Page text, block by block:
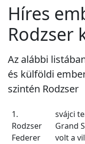
Híres
Rodzser
Az alábbi
és külföldi
szintén Rodzser
1.
Rodzser
Federer
svájci
Grand
volt a